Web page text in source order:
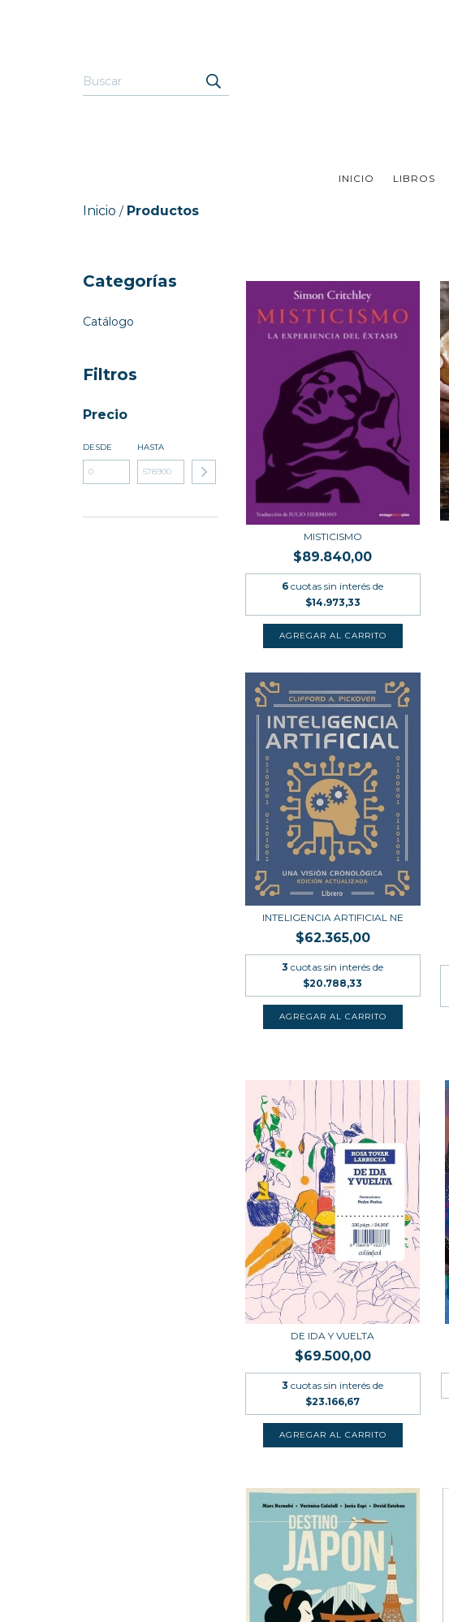
INICIO LIBROS
Inicio / Productos
Categorías
Catálogo
Filtros
Precio
DESDE HASTA
MISTICISMO
$89.840,00
6 cuotas sin interés de
$14.973,33
INTELIGENCIA ARTIFICIAL NE
$62.365,00
3 cuotas sin interés de
$20.788,33
DE IDA Y VUELTA
$69.500,00
3 cuotas sin interés de
$23.166,67